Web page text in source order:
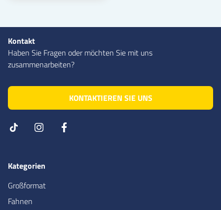
Kontakt
Haben Sie Fragen oder möchten Sie mit uns
zusammenarbeiten?
KONTAKTIEREN SIE UNS
Kategorien
Großformat
Fahnen